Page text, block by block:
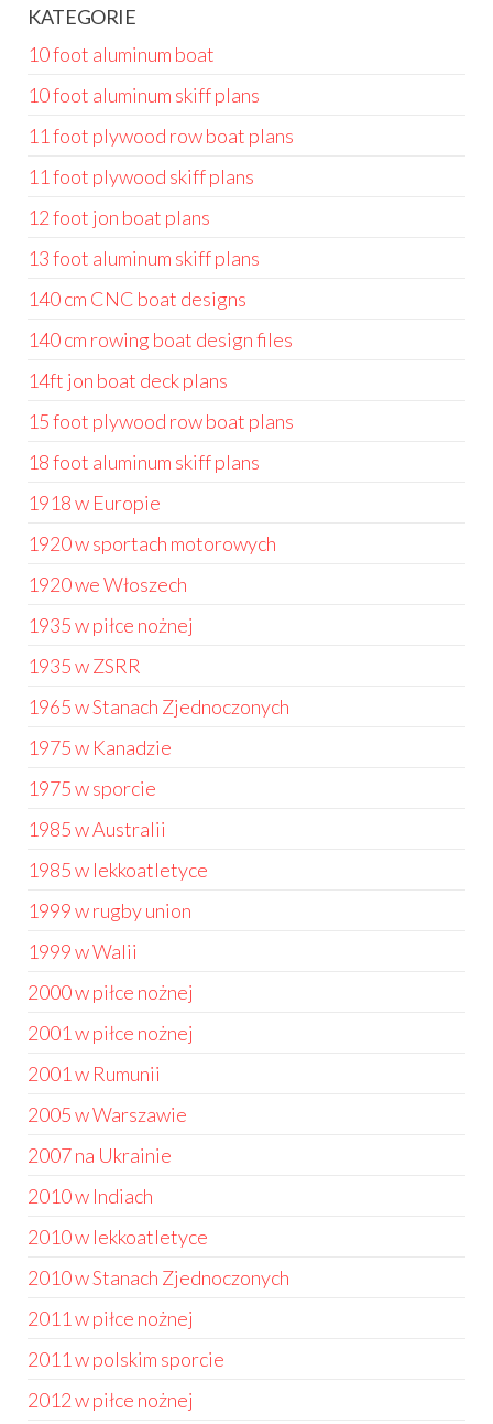
KATEGORIE
10 foot aluminum boat
10 foot aluminum skiff plans
11 foot plywood row boat plans
11 foot plywood skiff plans
12 foot jon boat plans
13 foot aluminum skiff plans
140 cm CNC boat designs
140 cm rowing boat design files
14ft jon boat deck plans
15 foot plywood row boat plans
18 foot aluminum skiff plans
1918 w Europie
1920 w sportach motorowych
1920 we Włoszech
1935 w piłce nożnej
1935 w ZSRR
1965 w Stanach Zjednoczonych
1975 w Kanadzie
1975 w sporcie
1985 w Australii
1985 w lekkoatletyce
1999 w rugby union
1999 w Walii
2000 w piłce nożnej
2001 w piłce nożnej
2001 w Rumunii
2005 w Warszawie
2007 na Ukrainie
2010 w Indiach
2010 w lekkoatletyce
2010 w Stanach Zjednoczonych
2011 w piłce nożnej
2011 w polskim sporcie
2012 w piłce nożnej